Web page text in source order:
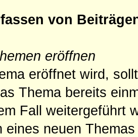
von
eröffnen
eröffnet wird,
Thema bereits
Fall weitergeführt
eines neuen